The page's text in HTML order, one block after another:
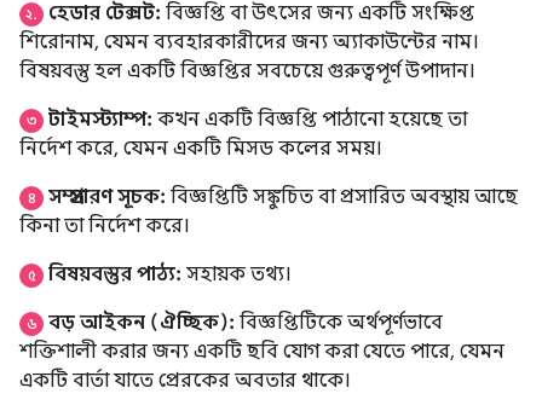
২. হেডার টেক্সট: বিজ্ঞপ্তি বা উৎসের জন্য একটি সংক্ষিপ্ত
শিরোনাম, যেমন ব্যবহারকারীদের জন্য অ্যাকাউন্টের নাম।
বিষয়বস্তু হল একটি বিজ্ঞপ্তির সবচেয়ে গুরুত্বপূর্ণ উপাদান।
৩ টাইমস্ট্যাম্প: কখন একটি বিজ্ঞপ্তি পাঠানো হয়েছে তা
নির্দেশ করে, যেমন একটি মিসড কলের সময়।
৪ সম্প্রসারণ সূচক: বিজ্ঞপ্তিটি সঙ্কুচিত বা প্রসারিত অবস্থায় আছে
কিনা তা নির্দেশ করে।
৫ বিষয়বস্তুর পাঠ্য: সহায়ক তথ্য।
৬ বড় আইকন (ঐচ্ছিক): বিজ্ঞপ্তিটিকে অর্থপূর্ণভাবে
শক্তিশালী করার জন্য একটি ছবি যোগ করা যেতে পারে, যেমন
একটি বার্তা যাতে প্রেরকের অবতার থাকে।